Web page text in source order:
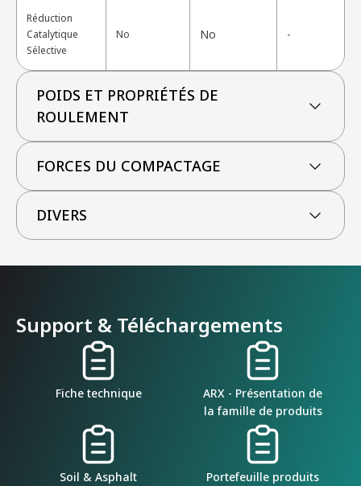
Réduction
Catalytique
Sélective
No No -
POIDS ET PROPRIÉTÉS DE
ROULEMENT
FORCES DU COMPACTAGE
DIVERS
Support & Téléchargements
Fiche technique
ARX - Présentation de
la famille de produits
Soil & Asphalt
Portefeuille produits